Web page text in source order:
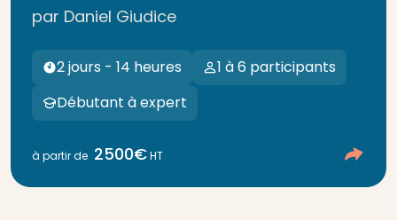
par Daniel Giudice
2 jours - 14 heures
1 à 6 participants
Débutant à expert
à partir de 2500€HT